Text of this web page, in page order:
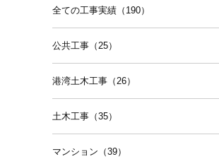
全ての工事実績（190）
公共工事（25）
港湾土木工事（26）
土木工事（35）
マンション（39）